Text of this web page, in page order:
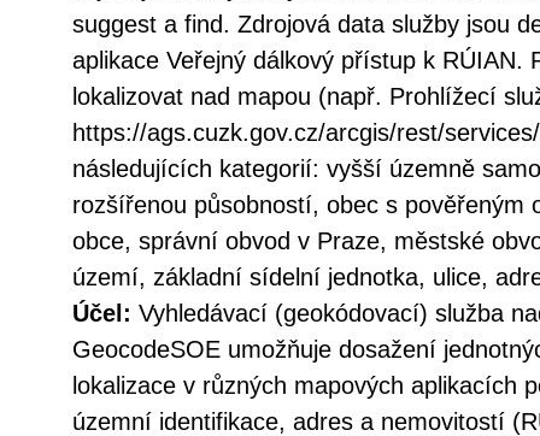
suggest a find. Zdrojová data služby jsou
aplikace Veřejný dálkový přístup k RÚIAN.
lokalizovat nad mapou (např. Prohlížecí
https://ags.cuzk.gov.cz/arcgis/rest/
následujících kategorií: vyšší územně
rozšířenou působností, obec s pověřeným
obce, správní obvod v Praze, městské
území, základní sídelní jednotka, ulice,
Účel: Vyhledávací (geokódovací) služba
GeocodeSOE umožňuje dosažení
lokalizace v různých mapových aplikacích
územní identifikace, adres a nemovitostí